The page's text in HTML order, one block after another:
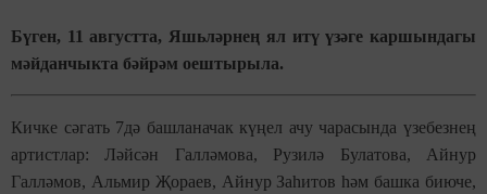
Бүген, 11 августта, Яшьләрнең ял итү үзәге каршындагы
мәйданчыкта бәйрәм оештырыла.
Кичке сәгать 7дә башланачак күңел ачу чарасында үзебезнең
артистлар: Ләйсән Галләмова, Рузилә Булатова, Айнур
Галләмов, Альмир Җораев, Айнур Заһитов һәм башка биюче,